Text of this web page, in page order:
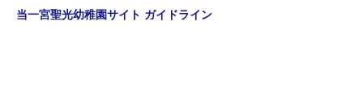
当一宮聖光幼稚園サイト ガイドライン